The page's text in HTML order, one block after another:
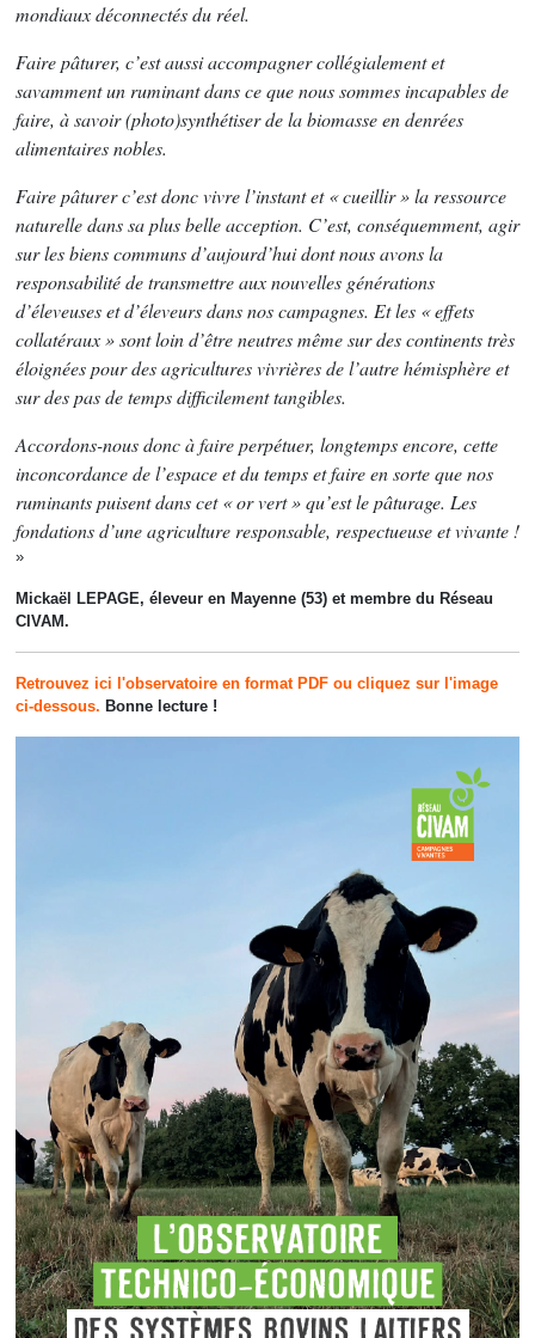
mondiaux déconnectés du réel.
Faire pâturer, c’est aussi accompagner collégialement et
savamment un ruminant dans ce que nous sommes incapables de
faire, à savoir (photo)synthétiser de la biomasse en denrées
alimentaires nobles.
Faire pâturer c’est donc vivre l’instant et « cueillir » la ressource
naturelle dans sa plus belle acception. C’est, conséquemment, agir
sur les biens communs d’aujourd’hui dont nous avons la
responsabilité de transmettre aux nouvelles générations
d’éleveuses et d’éleveurs dans nos campagnes. Et les « effets
collatéraux » sont loin d’être neutres même sur des continents très
éloignées pour des agricultures vivrières de l’autre hémisphère et
sur des pas de temps difficilement tangibles.
Accordons-nous donc à faire perpétuer, longtemps encore, cette
inconcordance de l’espace et du temps et faire en sorte que nos
ruminants puisent dans cet « or vert » qu’est le pâturage. Les
fondations d’une agriculture responsable, respectueuse et vivante !
»
Mickaël LEPAGE, éleveur en Mayenne (53) et membre du Réseau
CIVAM.
Retrouvez ici l'observatoire en format PDF ou cliquez sur l'image
ci-dessous. Bonne lecture !